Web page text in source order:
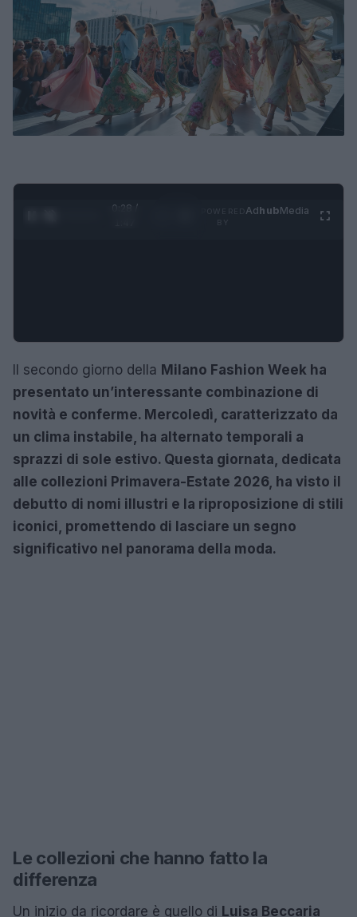
0:29 /
AdhubMedia
Il secondo giorno della Milano Fashion Week ha
presentato un’interessante combinazione di
novità e conferme. Mercoledì, caratterizzato da
un clima instabile, ha alternato temporali a
sprazzi di sole estivo. Questa giornata, dedicata
alle collezioni Primavera-Estate 2026, ha visto il
debutto di nomi illustri e la riproposizione di stili
iconici, promettendo di lasciare un segno
significativo nel panorama della moda.
Le collezioni che hanno fatto la
differenza
Un inizio da ricordare è quello di Luisa Beccaria